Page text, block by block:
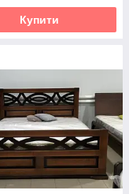
Купити